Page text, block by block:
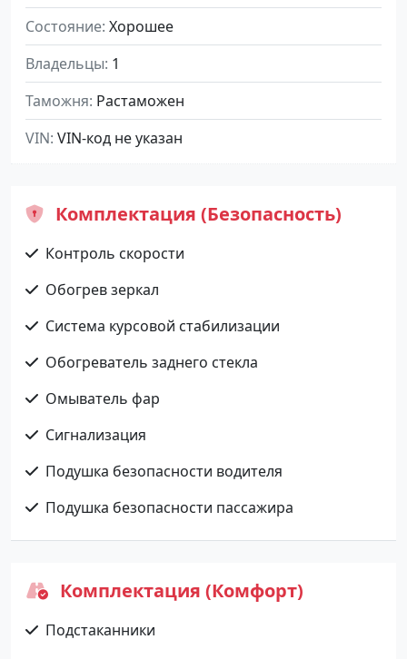
Состояние Хорошее
Владельцы 1
Таможня Растаможен
VIN VIN-код не указан
Комплектация (Безопасность)
Контроль скорости
Обогрев зеркал
Система курсовой стабилизации
Обогреватель заднего стекла
Омыватель фар
Сигнализация
Подушка безопасности водителя
Подушка безопасности пассажира
Комплектация (Комфорт)
Подстаканники